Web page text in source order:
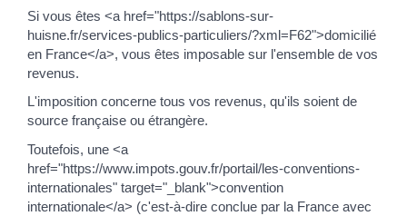
Si vous êtes <a href="https://sablons-sur-
huisne.fr/services-publics-particuliers/?xml=F62">domicilié
en France</a>, vous êtes imposable sur l'ensemble de vos
revenus.
L'imposition concerne tous vos revenus, qu'ils soient de
source française ou étrangère.
Toutefois, une <a
href="https://www.impots.gouv.fr/portail/les-conventions-
internationales" target="_blank">convention
internationale</a> (c'est-à-dire conclue par la France avec